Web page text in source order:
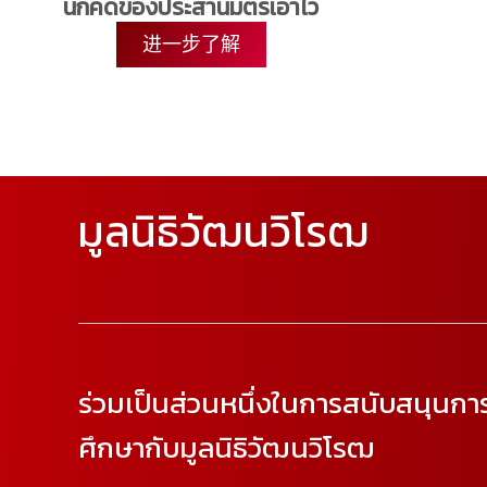
นักคิดของประสานมิตรเอาไว้​
进一步了解
มูลนิธิวัฒนวิโรฒ
ร่วมเป็นส่วนหนึ่งในการสนับสนุนกา
ศึกษากับมูลนิธิวัฒนวิโรฒ